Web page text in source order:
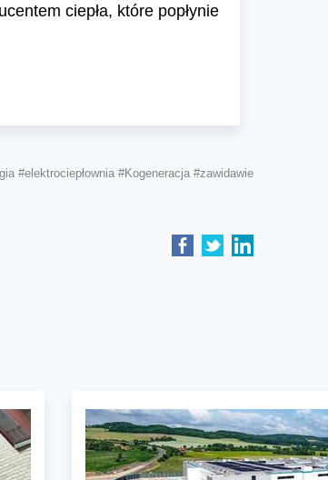
ciepła, które popłynie
#elektrociepłownia #Kogeneracja #zawidawie